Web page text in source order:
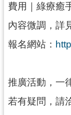
志
工
園
地
版
品
與
費用｜綠療癒
內容微調，詳
報名網站：
推廣活動，一
若有疑問，請